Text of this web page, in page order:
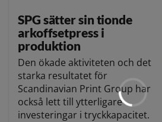
SPG sätter sin tionde
arkoffsetpress i
produktion
Den ökade aktiviteten och det
starka resultatet för
Scandinavian Print Group har
också lett till ytterligare
investeringar i tryckkapacitet.